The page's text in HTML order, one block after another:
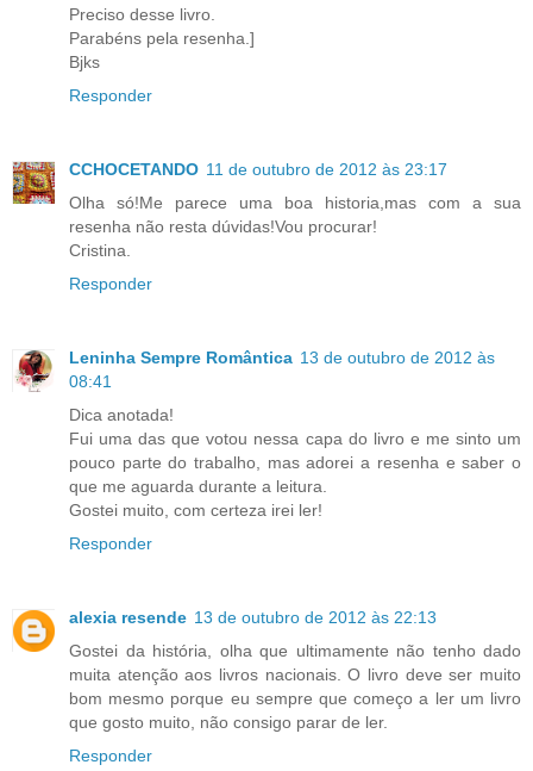
Preciso desse livro.
Parabéns pela resenha.]
Bjks
Responder
CCHOCETANDO 11 de outubro de 2012 às 23:17
Olha só!Me parece uma boa historia,mas com a sua
resenha não resta dúvidas!Vou procurar!
Cristina.
Responder
Leninha Sempre Romântica 13 de outubro de 2012 às
08:41
Dica anotada!
Fui uma das que votou nessa capa do livro e me sinto um
pouco parte do trabalho, mas adorei a resenha e saber o
que me aguarda durante a leitura.
Gostei muito, com certeza irei ler!
Responder
alexia resende 13 de outubro de 2012 às 22:13
Gostei da história, olha que ultimamente não tenho dado
muita atenção aos livros nacionais. O livro deve ser muito
bom mesmo porque eu sempre que começo a ler um livro
que gosto muito, não consigo parar de ler.
Responder